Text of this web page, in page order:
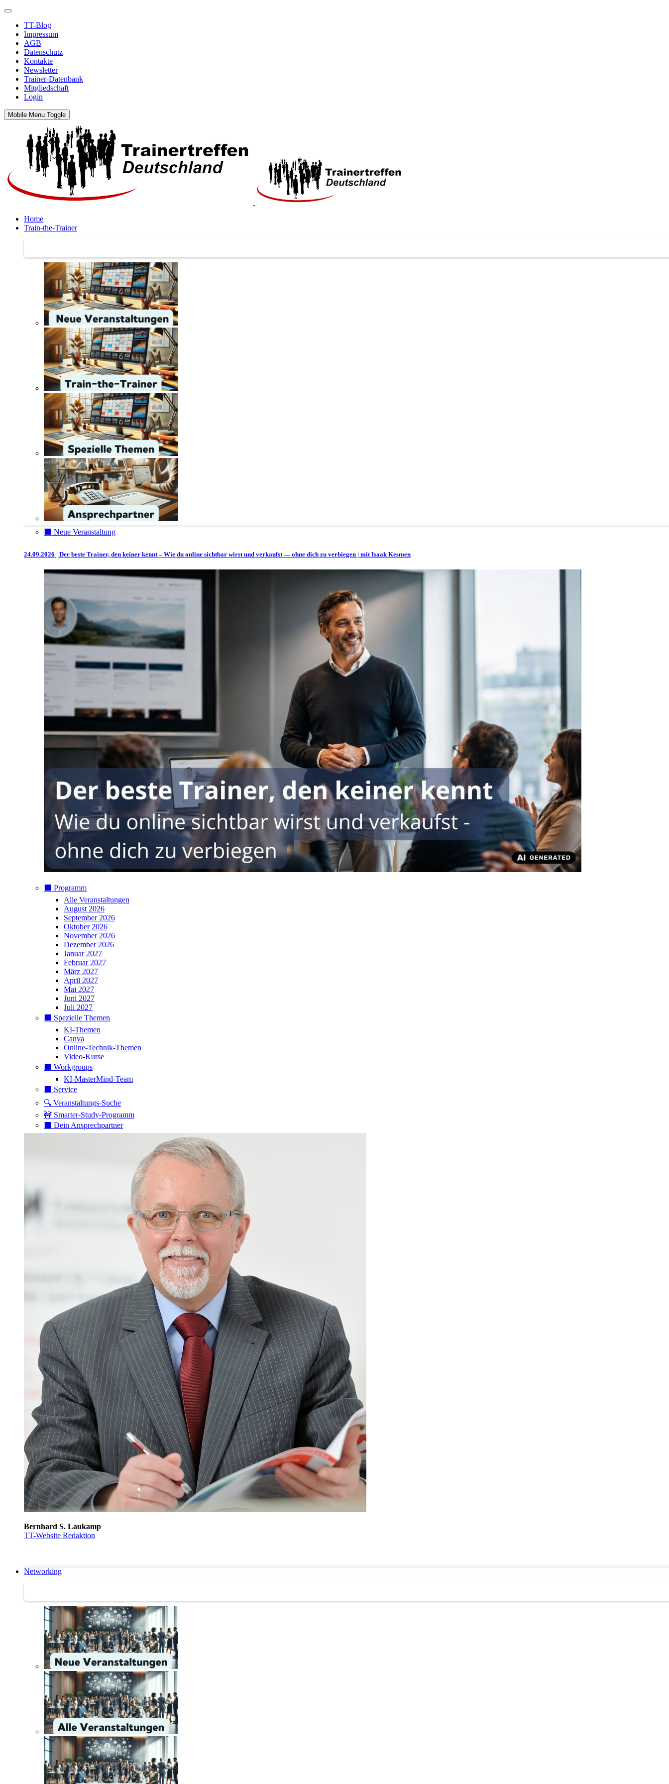
TT-Blog
Impressum
AGB
Datenschutz
Kontakte
Newsletter
Trainer-Datenbank
Mitgliedschaft
Login
Mobile Menu Toggle
Home
Train-the-Trainer
⬛️ Neue Veranstaltung
24.09.2026 | Der beste Trainer, den keiner kennt – Wie du online sichtbar wirst und verkaufst — ohne dich zu verbiegen | mit Isaak Kesmen
⬛️ Programm
Alle Veranstaltungen
August 2026
September 2026
Oktober 2026
November 2026
Dezember 2026
Januar 2027
Februar 2027
März 2027
April 2027
Mai 2027
Juni 2027
Juli 2027
⬛️ Spezielle Themen
KI-Themen
Canva
Online-Technik-Themen
Video-Kurse
⬛️ Workgroups
KI-MasterMind-Team
⬛️ Service
🔍 Veranstaltungs-Suche
🚧 Smarter-Study-Programm
⬛️ Dein Ansprechpartner
Bernhard S. Laukamp
TT-Website Redaktion
Networking